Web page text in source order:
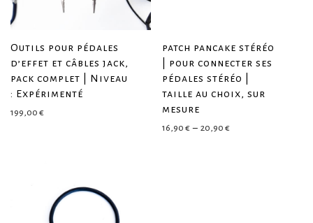
Outils pour pédales
d’effet et câbles jack,
pack complet | Niveau
: Expérimenté
199,00 €
patch pancake stéréo
| pour connecter ses
pédales stéréo |
taille au choix, sur
mesure
16,90 € – 20,90 €Plage de prix : 16,90